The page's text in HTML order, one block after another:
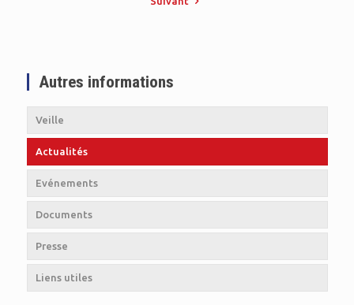
Autres informations
Veille
Actualités
Evénements
Documents
Presse
Liens utiles